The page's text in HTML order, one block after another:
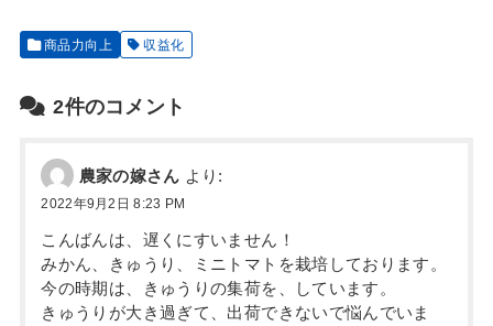
商品力向上 収益化
2件のコメント
農家の嫁さん より:
2022年9月2日 8:23 PM
こんばんは、遅くにすいません！
みかん、きゅうり、ミニトマトを栽培しております。
今の時期は、きゅうりの集荷を、しています。
きゅうりが大き過ぎて、出荷できないで悩んでいま